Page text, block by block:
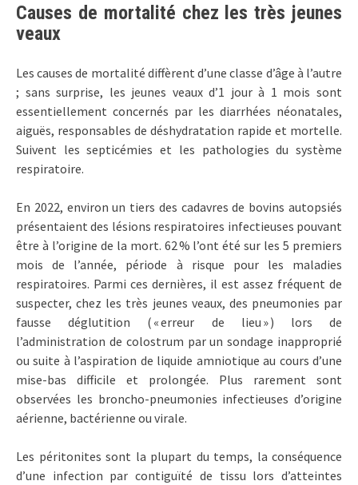
Causes de mortalité chez les très jeunes
veaux
Les causes de mortalité diffèrent d’une classe d’âge à l’autre
; sans surprise, les jeunes veaux d’1 jour à 1 mois sont
essentiellement concernés par les diarrhées néonatales,
aiguës, responsables de déshydratation rapide et mortelle.
Suivent les septicémies et les pathologies du système
respiratoire.
En 2022, environ un tiers des cadavres de bovins autopsiés
présentaient des lésions respiratoires infectieuses pouvant
être à l’origine de la mort. 62 % l’ont été sur les 5 premiers
mois de l’année, période à risque pour les maladies
respiratoires. Parmi ces dernières, il est assez fréquent de
suspecter, chez les très jeunes veaux, des pneumonies par
fausse déglutition ( « erreur de lieu » ) lors de
l’administration de colostrum par un sondage inapproprié
ou suite à l’aspiration de liquide amniotique au cours d’une
mise-bas difficile et prolongée. Plus rarement sont
observées les broncho-pneumonies infectieuses d’origine
aérienne, bactérienne ou virale.
Les péritonites sont la plupart du temps, la conséquence
d’une infection par contiguïté de tissu lors d’atteintes